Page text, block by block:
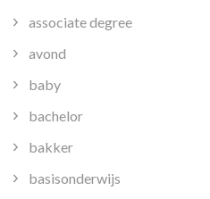
associate degree
avond
baby
bachelor
bakker
basisonderwijs